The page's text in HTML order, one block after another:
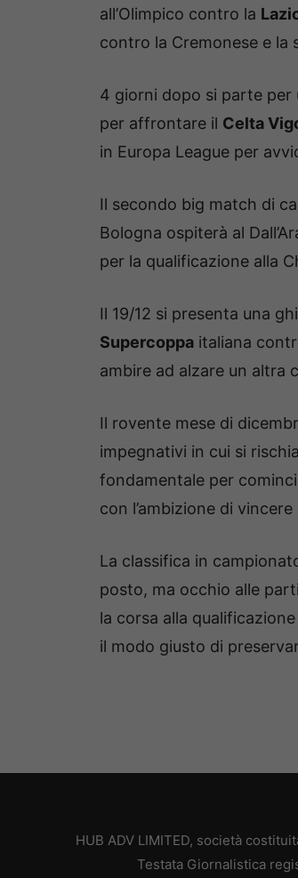
all’Olimpico contro la
contro la Cremonese e la
4 giorni dopo si parte per
per affrontare il Celta
in Europa League per
Il secondo big match di
Bologna ospiterà al
per la qualificazione alla
Il 19/12 si presenta una
Supercoppa italiana
ambire ad alzare un altra
Il rovente mese di
impegnativi in cui si
fondamentale per
con l’ambizione di
La classifica in
posto, ma occhio alle
la corsa alla
il modo giusto di
HUB ADV LIMITED, società
Testata Giornalistica